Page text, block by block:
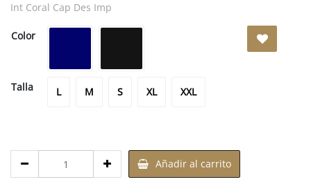
Int Coral Cap Des Imp
Color
Talla L M S XLXL XXL
XXL
Añadir al carrito